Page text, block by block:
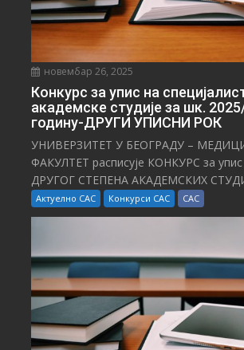
новембар 26, 2025
Конкурс за упис на
академске студије за шк.
годину-ДРУГИ УПИСНИ РОК
УНИВЕРЗИТЕТ У БЕОГРАДУ –
ФАКУЛТЕТ расписује КОНКУРС за
ДРУГОГ СТЕПЕНА АКАДЕМСКИХ
Актуелно САС Конкурси САС САС